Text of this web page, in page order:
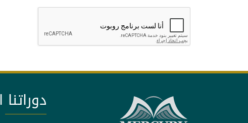
دوراتنا